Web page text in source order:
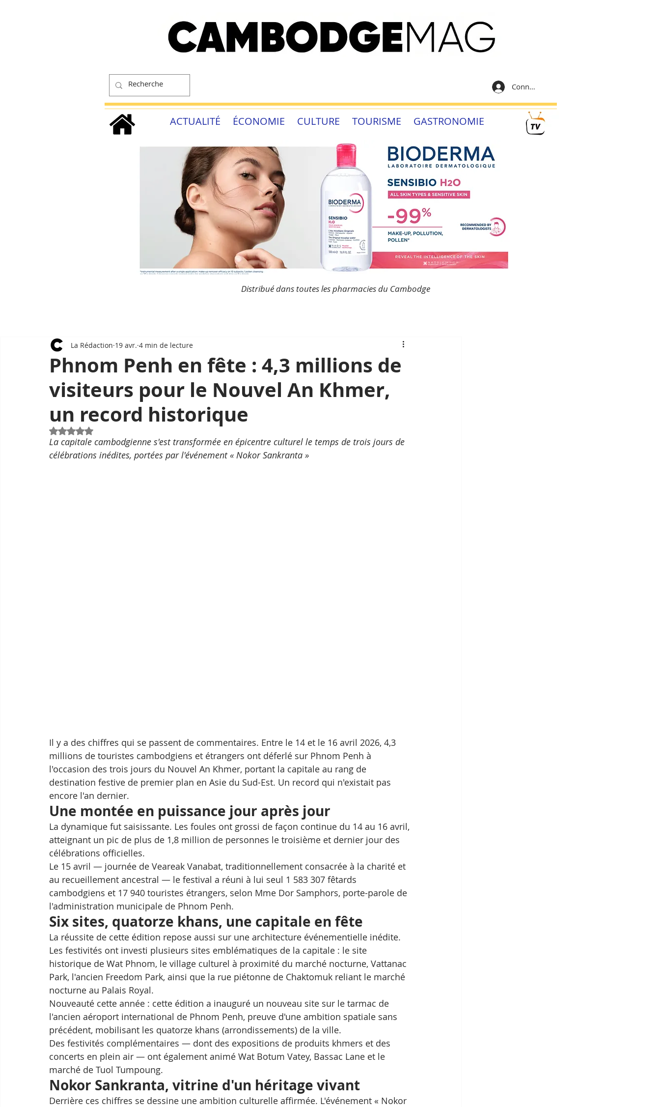
Connexion
ACTUALITÉ ÉCONOMIE CULTURE TOURISME GASTRONOMIE
Distribué dans toutes les pharmacies du Cambodge
Phnom Penh en fête : 4,3 millions de
visiteurs pour le Nouvel An Khmer,
un record historique
La Rédaction 19 avr. 4 min de lecture
Noté NaN étoiles sur 5.
La capitale cambodgienne s'est transformée en épicentre culturel le temps de trois jours de
célébrations inédites, portées par l'événement « Nokor Sankranta »
Il y a des chiffres qui se passent de commentaires. Entre le 14 et le 16 avril 2026, 4,3
millions de touristes cambodgiens et étrangers ont déferlé sur Phnom Penh à
l'occasion des trois jours du Nouvel An Khmer, portant la capitale au rang de
destination festive de premier plan en Asie du Sud-Est. Un record qui n'existait pas
encore l'an dernier.
Une montée en puissance jour après jour
La dynamique fut saisissante. Les foules ont grossi de façon continue du 14 au 16 avril,
atteignant un pic de plus de 1,8 million de personnes le troisième et dernier jour des
célébrations officielles.
Le 15 avril — journée de Veareak Vanabat, traditionnellement consacrée à la charité et
au recueillement ancestral — le festival a réuni à lui seul 1 583 307 fêtards
cambodgiens et 17 940 touristes étrangers, selon Mme Dor Samphors, porte-parole de
l'administration municipale de Phnom Penh.
Six sites, quatorze khans, une capitale en fête
La réussite de cette édition repose aussi sur une architecture événementielle inédite.
Les festivités ont investi plusieurs sites emblématiques de la capitale : le site
historique de Wat Phnom, le village culturel à proximité du marché nocturne, Vattanac
Park, l'ancien Freedom Park, ainsi que la rue piétonne de Chaktomuk reliant le marché
nocturne au Palais Royal.
Nouveauté cette année : cette édition a inauguré un nouveau site sur le tarmac de
l'ancien aéroport international de Phnom Penh, preuve d'une ambition spatiale sans
précédent, mobilisant les quatorze khans (arrondissements) de la ville.
Des festivités complémentaires — dont des expositions de produits khmers et des
concerts en plein air — ont également animé Wat Botum Vatey, Bassac Lane et le
marché de Tuol Tumpoung.
Nokor Sankranta, vitrine d'un héritage vivant
Derrière ces chiffres se dessine une ambition culturelle affirmée. L'événement « Nokor